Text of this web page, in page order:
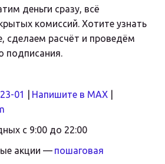
деньги сразу, всё
комиссий. Хотите узнать
сделаем расчёт и проведём
подписания.
01 Напишите в MAX |
с 9:00 до 22:00
акции — пошаговая